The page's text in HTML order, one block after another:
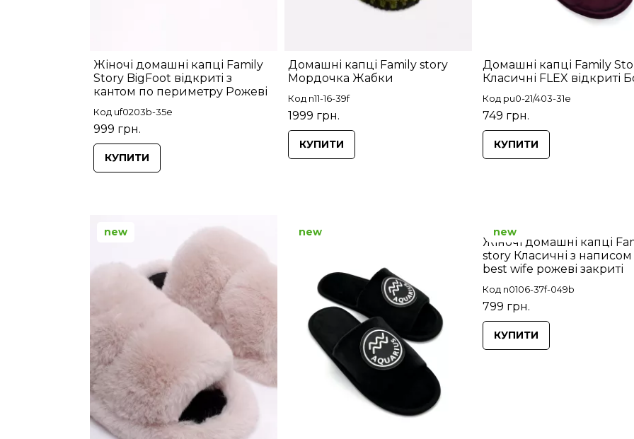
Жіночі домашні капці Family
Story BigFoot відкриті з
кантом по периметру Рожеві
Код uf0203b-35e
999 грн.
КУПИТИ
Домашні капці Family story
Мордочка Жабки
Код n11-16-39f
1999 грн.
КУПИТИ
Домашні капці Family
Класичні FLEX відкриті
Код pu0-21/403-31e
749 грн.
КУПИТИ
new new
Жіночі домашні капці
story Класичні з
best wife рожеві закриті
Код n0106-37f-049b
799 грн.
new
КУПИТИ